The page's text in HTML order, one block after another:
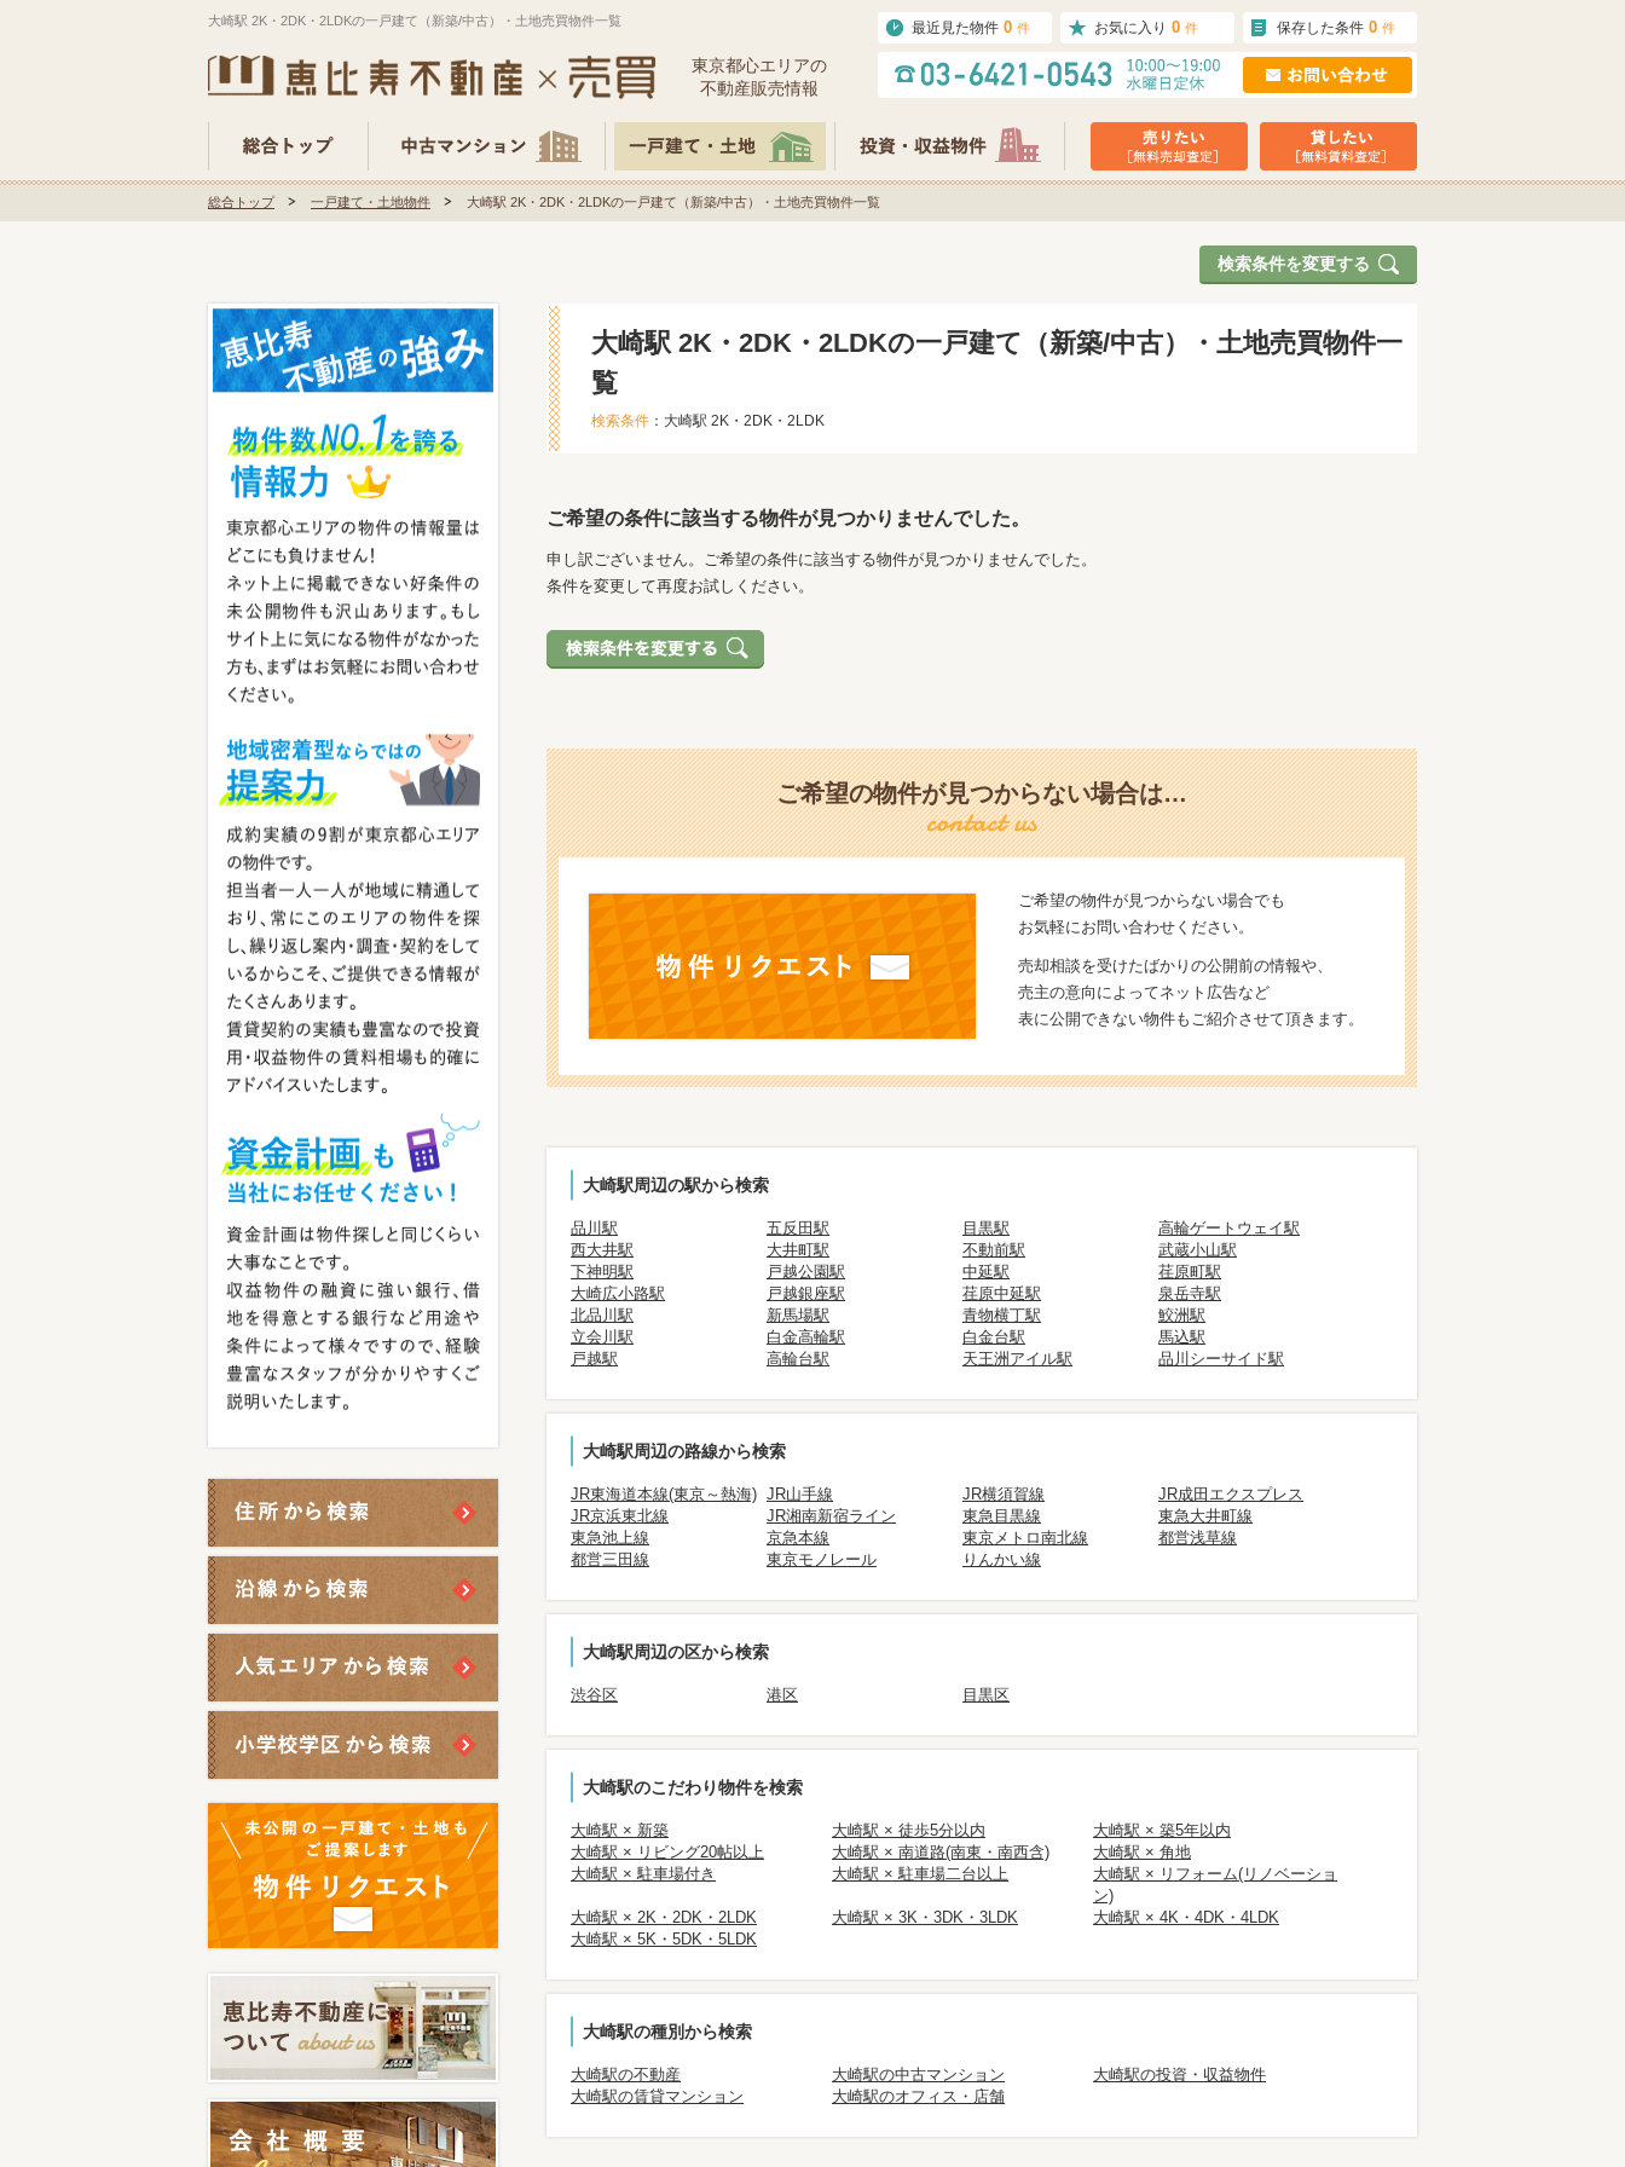
大崎駅 2K・2DK・2LDKの一戸建て（新築/中古）・土地売買物件一覧
東京都⼼エリアの
不動産販売情報
最近見た物件 0 件 お気に入り 0 件 保存した条件 0 件
総合トップ 一戸建て・土地物件 大崎駅 2K・2DK・2LDKの一戸建て（新築/中古）・土地売買物件一覧
検索条件を変更する
大崎駅 2K・2DK・2LDKの一戸建て（新築/中古）・土地売買物件一
覧
検索条件 ：大崎駅 2K・2DK・2LDK
ご希望の条件に該当する物件が見つかりませんでした。
申し訳ございません。ご希望の条件に該当する物件が見つかりませんでした。
条件を変更して再度お試しください。
ご希望の物件が見つからない場合は…
ご希望の物件が見つからない場合でも
お気軽にお問い合わせください。
売却相談を受けたばかりの公開前の情報や、
売主の意向によってネット広告など
表に公開できない物件もご紹介させて頂きます。
大崎駅周辺の駅から検索
品川駅 五反田駅 目黒駅
高輪ゲートウェイ駅
西大井駅
大井町駅 不動前駅
武蔵小山駅
下神明駅
戸越公園駅 中延駅
荏原町駅
大崎広小路駅
戸越銀座駅 荏原中延駅
泉岳寺駅
北品川駅
新馬場駅 青物横丁駅
鮫洲駅
立会川駅
白金高輪駅 白金台駅
馬込駅
戸越駅
高輪台駅 天王洲アイル駅 品川シーサイド駅
大崎駅周辺の路線から検索
JR東海道本線(東京～熱海) JR山手線 JR横須賀線
JR成田エクスプレス
JR京浜東北線
JR湘南新宿ライン 東急目黒線
東急大井町線
東急池上線
京急本線 東京メトロ南北線
都営浅草線
都営三田線
東京モノレール りんかい線
大崎駅周辺の区から検索
渋谷区 港区 目黒区
大崎駅のこだわり物件を検索
大崎駅 × 新築 大崎駅 × 徒歩5分以内
大崎駅 × 築5年以内
大崎駅 × リビング20帖以上
大崎駅 × 南道路(南東・南西含)
大崎駅 × 角地
大崎駅 × 駐車場付き
大崎駅 × 駐車場二台以上
大崎駅 × リフォーム(リノベーショ
ン)
大崎駅 × 2K・2DK・2LDK
大崎駅 × 3K・3DK・3LDK
大崎駅 × 4K・4DK・4LDK
大崎駅 × 5K・5DK・5LDK
大崎駅の種別から検索
大崎駅の不動産 大崎駅の中古マンション
大崎駅の投資・収益物件
大崎駅の賃貸マンション
大崎駅のオフィス・店舗